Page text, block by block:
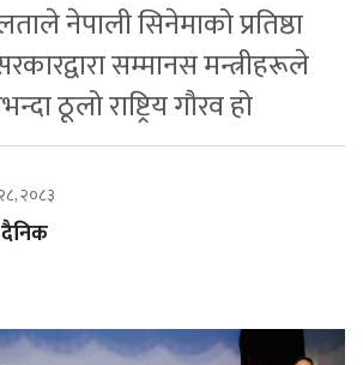
नेपाली सिनेमाको प्रतिष्ठा
सम्मानस मन्त्रीहरूले
ठूलो राष्ट्रिय गौरव हो
२०८३